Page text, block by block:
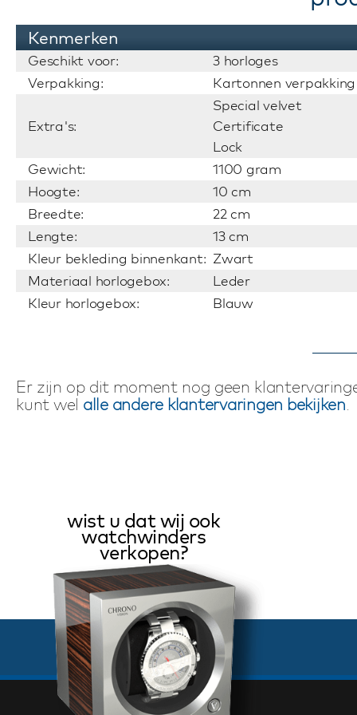
Kenmerken
Geschikt voor:
3 horloges
Verpakking:
Kartonnen verpakking
Extra's:
Special velvet
Certificate
Lock
Gewicht:
1100 gram
Hoogte:
10 cm
Breedte:
22 cm
Lengte:
13 cm
Kleur bekleding binnenkant: Zwart
Materiaal horlogebox:
Leder
Kleur horlogebox:
Blauw
Er zijn op dit moment nog geen
kunt wel alle andere klantervaringen bekijken.
wist u dat wij ook
watchwinders
verkopen?